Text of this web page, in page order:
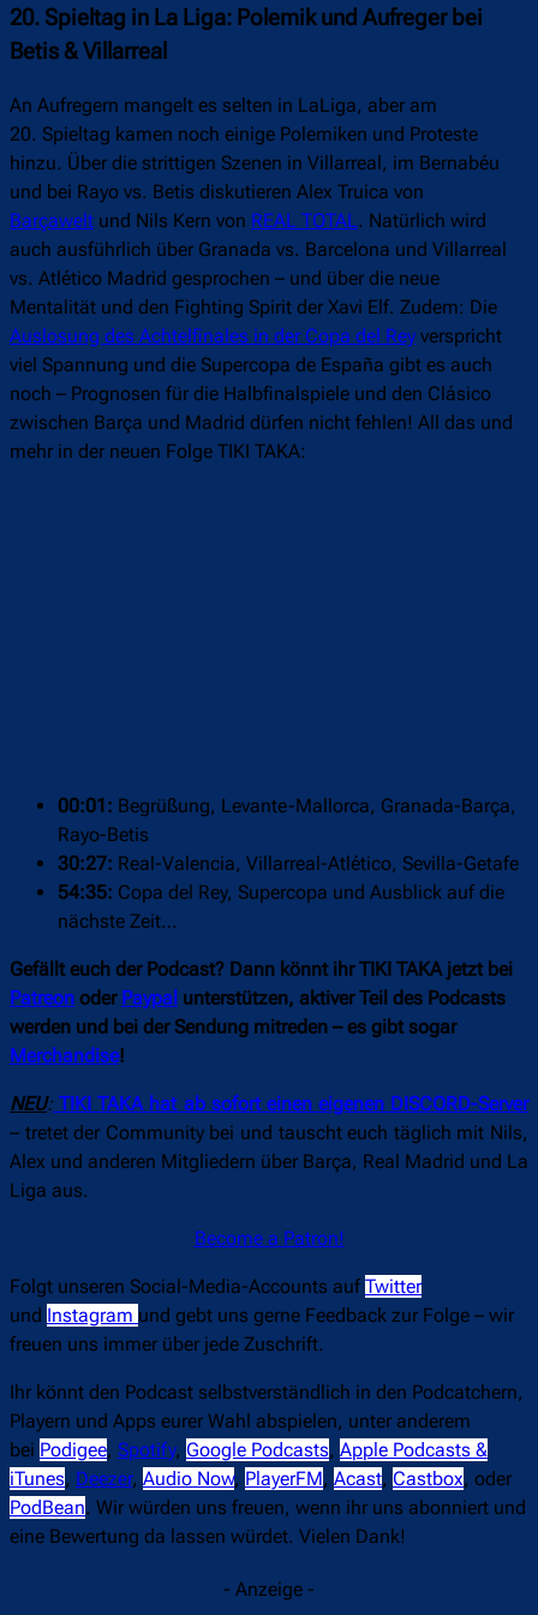
20. Spieltag in La Liga: Polemik und Aufreger bei
Betis & Villarreal
An Aufregern mangelt es selten in LaLiga, aber am
20. Spieltag kamen noch einige Polemiken und Proteste
hinzu. Über die strittigen Szenen in Villarreal, im Bernabéu
und bei Rayo vs. Betis diskutieren Alex Truica von
Barçawelt und Nils Kern von REAL TOTAL. Natürlich wird
auch ausführlich über Granada vs. Barcelona und Villarreal
vs. Atlético Madrid gesprochen – und über die neue
Mentalität und den Fighting Spirit der Xavi Elf. Zudem: Die
Auslosung des Achtelfinales in der Copa del Rey verspricht
viel Spannung und die Supercopa de España gibt es auch
noch – Prognosen für die Halbfinalspiele und den Clásico
zwischen Barça und Madrid dürfen nicht fehlen! All das und
mehr in der neuen Folge TIKI TAKA:
00:01: Begrüßung, Levante-Mallorca, Granada-Barça,
Rayo-Betis
30:27: Real-Valencia, Villarreal-Atlético, Sevilla-Getafe
54:35: Copa del Rey, Supercopa und Ausblick auf die
nächste Zeit…
Gefällt euch der Podcast? Dann könnt ihr TIKI TAKA jetzt bei
Patreon oder Paypal unterstützen, aktiver Teil des Podcasts
werden und bei der Sendung mitreden – es gibt sogar
Merchandise!
NEU: TIKI TAKA hat ab sofort einen eigenen DISCORD-Server
– tretet der Community bei und tauscht euch täglich mit Nils,
Alex und anderen Mitgliedern über Barça, Real Madrid und La
Liga aus.
Become a Patron!
Folgt unseren Social-Media-Accounts auf Twitter
und Instagram und gebt uns gerne Feedback zur Folge – wir
freuen uns immer über jede Zuschrift.
Ihr könnt den Podcast selbstverständlich in den Podcatchern,
Playern und Apps eurer Wahl abspielen, unter anderem
bei Podigee, Spotify, Google Podcasts, Apple Podcasts &
iTunes, Deezer, Audio Now, PlayerFM, Acast, Castbox, oder
PodBean. Wir würden uns freuen, wenn ihr uns abonniert und
eine Bewertung da lassen würdet. Vielen Dank!
- Anzeige -